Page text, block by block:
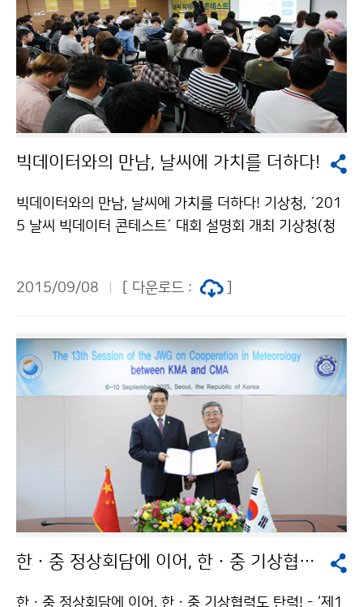
소 경제로의 전환 △국제협력에 관한 국내외 전문가 발표
△참가국 전문가 토의 등이 진행됐습니다.
빅데이터와의 만남, 날씨에 가치를 더하다!
빅데이터와의 만남, 날씨에 가치를 더하다! 기상청, ´201
5 날씨 빅데이터 콘테스트´ 대회 설명회 개최 기상청(청
´2015 날씨 빅데이터 콘테스트´ 참가 신청은 9월 10일
이기 위한 이번 설명회에는 약 120명이 참석하여 기상기
후 빅데이터에 대한 뜨거운 관심을 보였습니다.
2015/09/08 [ 다운로드 :
한ㆍ중 정상회담에 이어, 한ㆍ중 기상협력도 탄력!
한ㆍ중 정상회담에 이어, 한ㆍ중 기상협력도 탄력! - ‘제1